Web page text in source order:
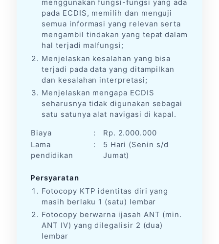
menggunakan fungsi-fungsi yang ada
pada ECDIS, memilih dan menguji
semua informasi yang relevan serta
mengambil tindakan yang tepat dalam
hal terjadi malfungsi;
Menjelaskan kesalahan yang bisa
terjadi pada data yang ditampilkan
dan kesalahan interpretasi;
Menjelaskan mengapa ECDIS
seharusnya tidak digunakan sebagai
satu satunya alat navigasi di kapal.
Biaya
:
Rp. 2.000.000
Lama
pendidikan
:
5 Hari (Senin s/d
Jumat)
Persyaratan
Fotocopy KTP identitas diri yang
masih berlaku 1 (satu) lembar
Fotocopy berwarna ijasah ANT (min.
ANT IV) yang dilegalisir 2 (dua)
lembar